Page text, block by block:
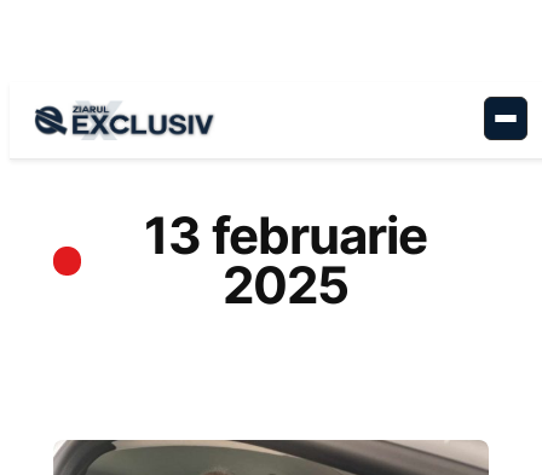
13 februarie
2025